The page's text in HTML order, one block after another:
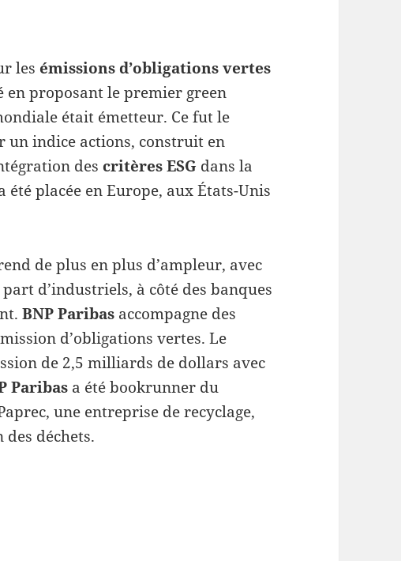
les émissions d’obligations vertes
en proposant le premier green
était émetteur. Ce fut le
un indice actions, construit en
des critères ESG dans la
été placée en Europe, aux États-Unis
de plus en plus d’ampleur, avec
d’industriels, à côté des banques
BNP Paribas accompagne des
d’obligations vertes. Le
de 2,5 milliards de dollars avec
Paribas a été bookrunner du
une entreprise de recyclage,
déchets.